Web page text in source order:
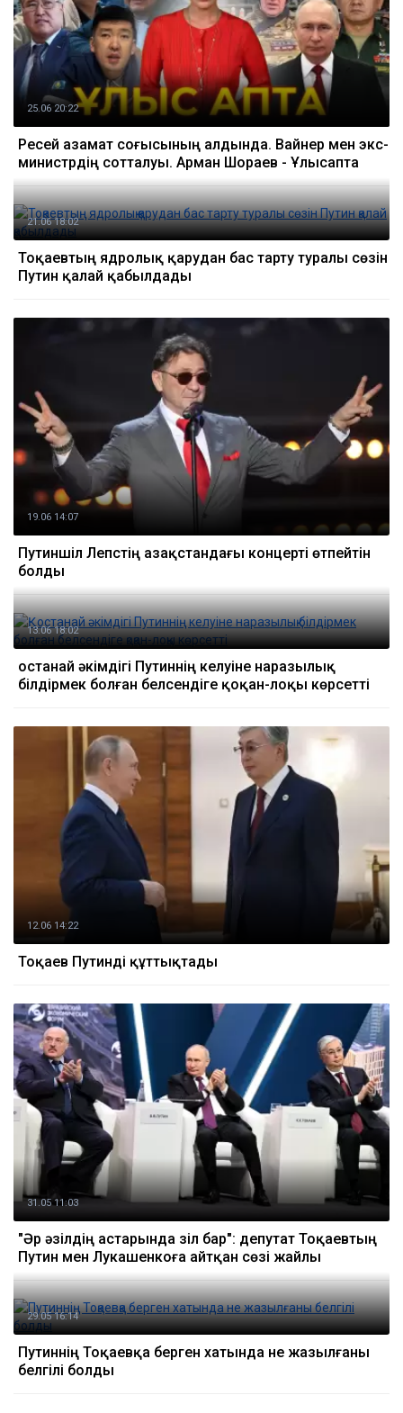
25.06 20:22
Ресей азамат соғысының алдында. Вайнер мен экс-
министрдің сотталуы. Арман Шораев - Ұлысапта
21.06 18:02
Тоқаевтың ядролық қарудан бас тарту туралы сөзін
Путин қалай қабылдады
19.06 14:07
Путиншіл Лепстің Қазақстандағы концерті өтпейтін
болды
13.06 18:02
Қостанай әкімдігі Путиннің келуіне наразылық
білдірмек болған белсендіге қоқан-лоқы көрсетті
12.06 14:22
Тоқаев Путинді құттықтады
31.05 11:03
"Әр әзілдің астарында зіл бар": депутат Тоқаевтың
Путин мен Лукашенкоға айтқан сөзі жайлы
29.05 16:14
Путиннің Тоқаевқа берген хатында не жазылғаны
белгілі болды